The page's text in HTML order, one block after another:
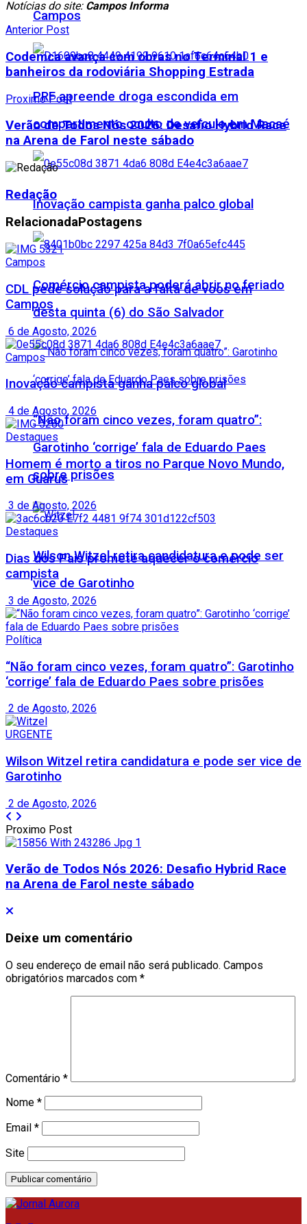
Campos
PRF apreende droga escondida em
compartimento oculto de veículo em Macaé
Inovação campista ganha palco global
Comércio campista poderá abrir no feriado
desta quinta (6) do São Salvador
“Não foram cinco vezes, foram quatro”:
Garotinho ‘corrige’ fala de Eduardo Paes
sobre prisões
Wilson Witzel retira candidatura e pode ser
vice de Garotinho
Notícias do site: Campos Informa
Anterior Post
Codemca avança com obras no Terminal 1 e
banheiros da rodoviária Shopping Estrada
Proximo Post
Verão de Todos Nós 2026: Desafio Hybrid Race
na Arena de Farol neste sábado
Redação
RelacionadaPostagens
Campos
CDL pede solução para a falta de voos em
Campos
6 de Agosto, 2026
Campos
Inovação campista ganha palco global
4 de Agosto, 2026
Destaques
Homem é morto a tiros no Parque Novo Mundo,
em Guarus
3 de Agosto, 2026
Destaques
Dias dos Pais promete aquecer o comércio
campista
3 de Agosto, 2026
Política
“Não foram cinco vezes, foram quatro”: Garotinho
‘corrige’ fala de Eduardo Paes sobre prisões
2 de Agosto, 2026
URGENTE
Wilson Witzel retira candidatura e pode ser vice de
Garotinho
2 de Agosto, 2026
Proximo Post
Verão de Todos Nós 2026: Desafio Hybrid Race
na Arena de Farol neste sábado
Deixe um comentário
O seu endereço de email não será publicado. Campos
obrigatórios marcados com *
Comentário *
Nome *
Email *
Site